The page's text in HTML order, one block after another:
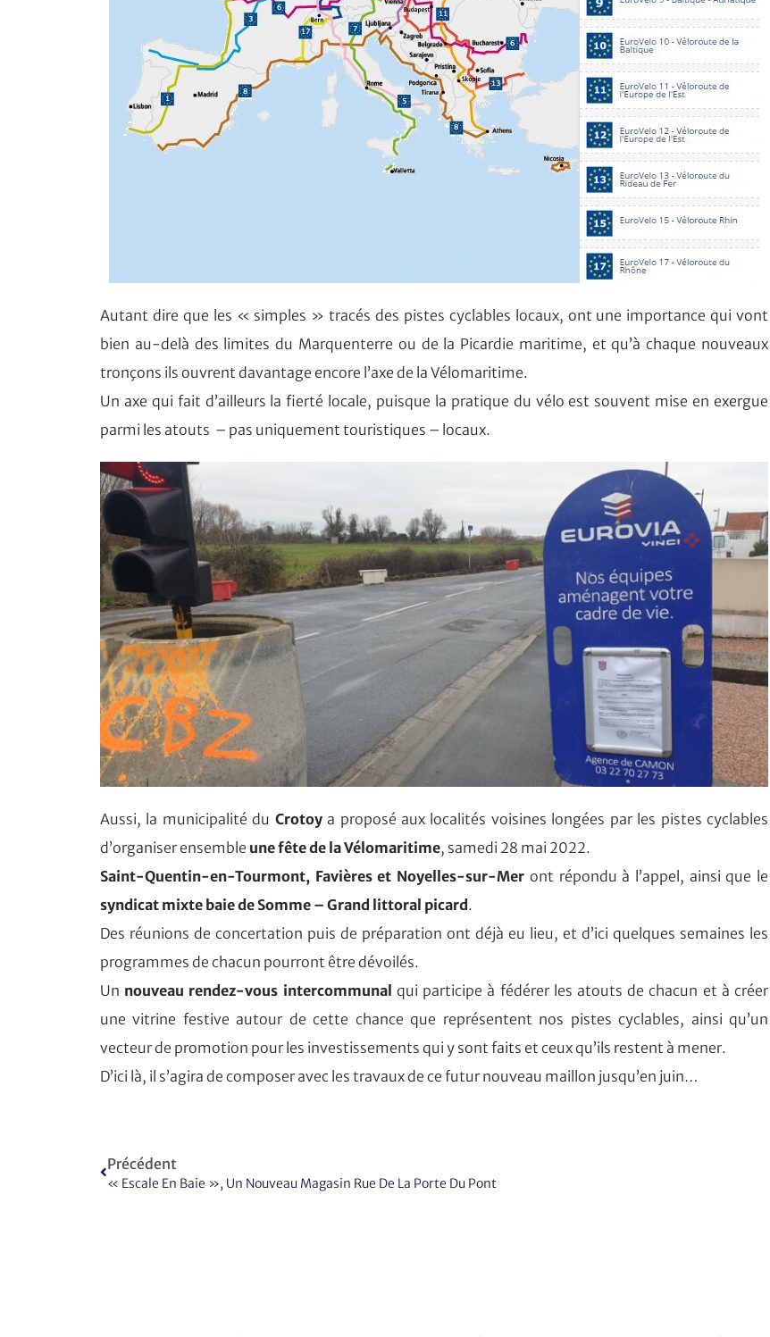
Autant dire que les « simples » tracés des pistes cyclables locaux, ont une importance qui vont
bien au-delà des limites du Marquenterre ou de la Picardie maritime, et qu’à chaque nouveaux
tronçons ils ouvrent davantage encore l’axe de la Vélomaritime.
Un axe qui fait d’ailleurs la fierté locale, puisque la pratique du vélo est souvent mise en exergue
parmi les atouts – pas uniquement touristiques – locaux.
Aussi, la municipalité du Crotoya proposé aux localités voisines longées par les pistes cyclables
d’organiser ensemble une fête de la Vélomaritime, samedi 28 mai 2022.
Saint-Quentin-en-Tourmont, Favières et Noyelles-sur-Mer ont répondu à l’appel, ainsi que le
syndicat mixte baie de Somme – Grand littoral picard.
Des réunions de concertation puis de préparation ont déjà eu lieu, et d’ici quelques semaines les
programmes de chacun pourront être dévoilés.
Un nouveau rendez-vous intercommunal qui participe à fédérer les atouts de chacun et à créer
une vitrine festive autour de cette chance que représentent nos pistes cyclables, ainsi qu’un
vecteur de promotion pour les investissements qui y sont faits et ceux qu’ils restent à mener.
D’ici là, il s’agira de composer avec les travaux de ce futur nouveau maillon jusqu’en juin…
Précédent
« Escale En Baie », Un Nouveau Magasin Rue De La Porte Du Pont